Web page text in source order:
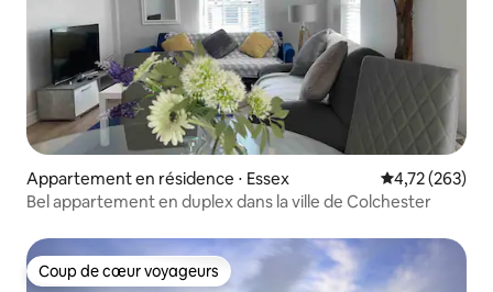
Appartement en résidence ⋅ Essex Évaluation
4,72 (263)
Bel appartement en duplex dans la ville de Colchester
Coup de cœur voyageurs
Coup de cœur voyageurs